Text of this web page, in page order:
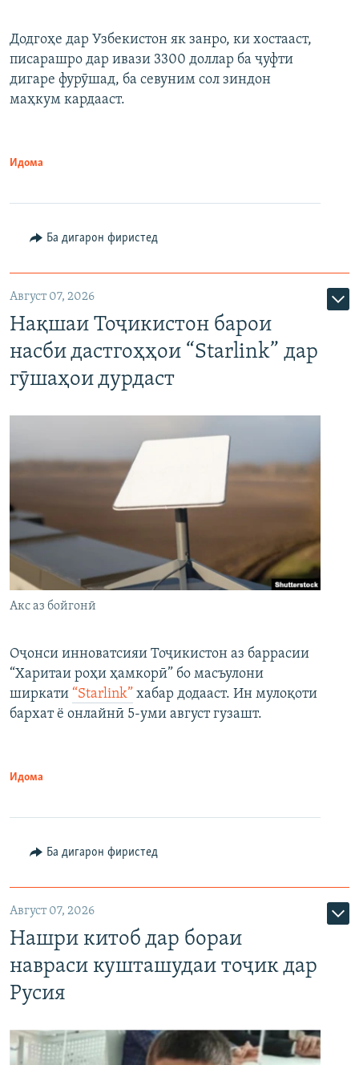
Додгоҳе дар Узбекистон як занро, ки хостааст,
писарашро дар ивази 3300 доллар ба ҷуфти
дигаре фурӯшад, ба севуним сол зиндон
маҳкум кардааст.
Идома
Ба дигарон фиристед
Август 07, 2026
Нақшаи Тоҷикистон барои
насби дастгоҳҳои “Starlink” дар
гӯшаҳои дурдаст
Акс аз бойгонӣ
Оҷонси инноватсияи Тоҷикистон аз баррасии
“Харитаи роҳи ҳамкорӣ” бо масъулони
ширкати “Starlink” хабар додааст. Ин мулоқоти
бархат ё онлайнӣ 5-уми август гузашт.
Идома
Ба дигарон фиристед
Август 07, 2026
Нашри китоб дар бораи
навраси кушташудаи тоҷик дар
Русия